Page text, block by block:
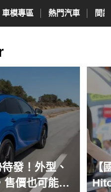
車模專區 熱門汽車 間
發！外型、
售價也可能調
【